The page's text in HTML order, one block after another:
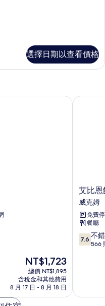
選擇日期以查看價格
現
在
價
格
為
NT$1,723
總價 NT$1,895
含稅金和其他費用
8 月 17 日 - 8 月 18 日
艾
比
恩
飯
店
威
克
艾比恩
威克姆
免費
餐廳
7.6
分，
錯
7.6 不
566
艾比恩